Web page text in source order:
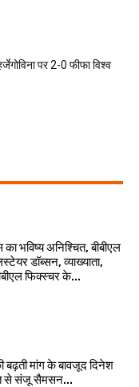
पर 2-0 फीफा विश्व
भविष्य अनिश्चित, बीबीएल
डॉब्सन, व्याख्याता,
फिक्स्चर के...
बढ़ती मांग के बावजूद दिनेश
से संजू सैमसन...